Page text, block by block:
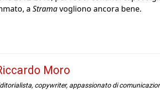
a Stramavogliono ancora bene.
Moro
copywriter, appassionato di